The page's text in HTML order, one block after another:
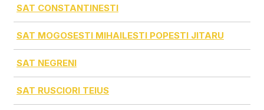
SAT CONSTANTINESTI
SAT MOGOSESTI MIHAILESTI POPESTI JITARU
SAT NEGRENI
SAT RUSCIORI TEIUS